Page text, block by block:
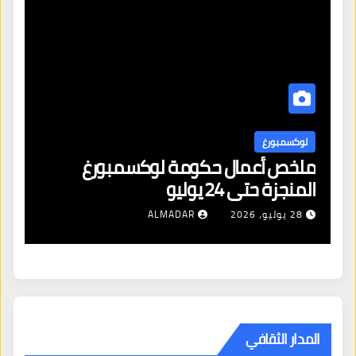
لوكسمبورغ
لاهاي: عزل المدعي العام للجنائية
الدولية في سابقة تاريخية
28 يوليو، 2026 ALMADAR
المدار الثقافي